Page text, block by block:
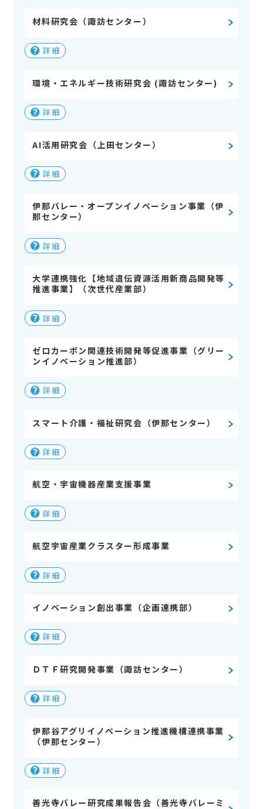
材料研究会（諏訪センター）
詳細
環境・エネルギー技術研究会 (諏訪センター)
詳細
AI活用研究会（上田センター）
詳細
伊那バレー・オープンイノベーション事業（伊
那センター）
詳細
大学連携強化【地域遺伝資源活用新商品開発等
推進事業】（次世代産業部）
詳細
ゼロカーボン関連技術開発等促進事業（グリー
ンイノベーション推進部）
詳細
スマート介護・福祉研究会（伊那センター）
詳細
航空・宇宙機器産業支援事業
詳細
航空宇宙産業クラスター形成事業
詳細
イノベーション創出事業（企画連携部）
詳細
ＤＴＦ研究開発事業（諏訪センター）
詳細
伊那谷アグリイノベーション推進機構連携事業
（伊那センター）
詳細
善光寺バレー研究成果報告会（善光寺バレーミ